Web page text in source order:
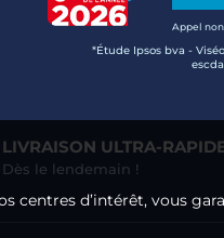
Appel
*Étude Ipsos bva -
LIVRAISON ULTRA-
Dès le lendemain !
centres d’intérêt, vous